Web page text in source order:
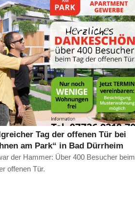
Tag der offenen Tür bei
am Park“ in Bad Dürrheim
der Hammer: Über 400 Besucher beim
offenen Tür.